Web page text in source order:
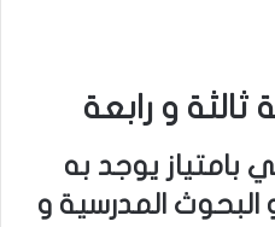
و رابعة
بامتياز يوجد به
و البحوث المدرسية و